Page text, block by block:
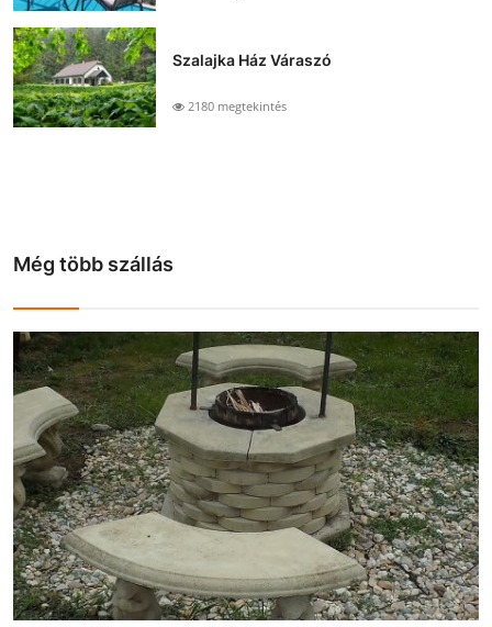
Szalajka Ház Váraszó
2180 megtekintés
Még több szállás